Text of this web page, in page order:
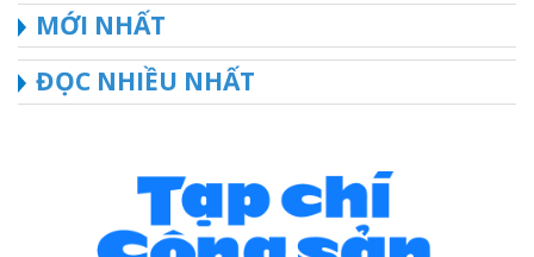
MỚI NHẤT
ĐỌC NHIỀU NHẤT